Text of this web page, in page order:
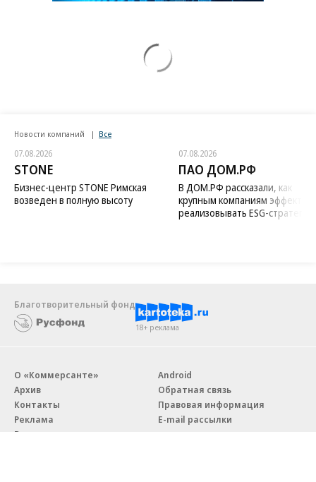
Новости компаний Все
07.08.2026
STONE
Бизнес-центр STONE Римская
возведен в полную высоту
07.08.2026
ПАО ДОМ.РФ
В ДОМ.РФ рассказали, как
крупным компаниям
реализовывать ESG-стратегию
Благотворительный фонд
18+ реклама
О «Коммерсанте»
Архив
Контакты
Реклама
Вакансии
Android
Обратная связь
Правовая информация
E-mail рассылки